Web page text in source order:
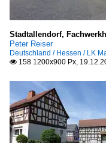
Stadtallendorf,
Peter Reiser
Deutschland / Hessen / LK
 158 1200x900 Px,